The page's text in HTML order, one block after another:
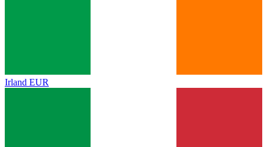
Irland EUR